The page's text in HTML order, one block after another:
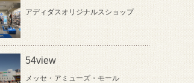
アディダスオリジナルスショップ
54view
メッセ・アミューズ・モール